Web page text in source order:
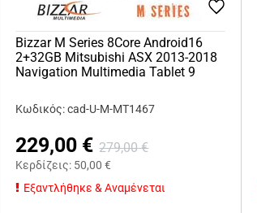
Bizzar M Series 8Core Android16
2+32GB Mitsubishi ASX 2013-2018
Navigation Multimedia Tablet 9
Κωδικός: cad-U-M-MT1467
229,00 € 279,00 €
Κερδίζεις: 50,00 €
Εξαντλήθηκε & Αναμένεται